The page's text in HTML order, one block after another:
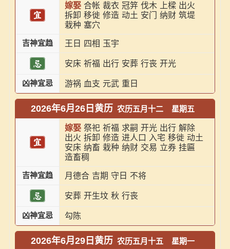
嫁娶 合帐 裁衣 冠笄 伐木 上樑 出火
拆卸 移徙 修造 动土 安门 纳财 筑堤
栽种 塞穴
吉神宜趋 王日 四相 玉宇
安床 祈福 出行 安葬 行丧 开光
凶神宜忌 游祸 血支 元武 重日
2026年6月26日黄历 农历五月十二 星期五
嫁娶 祭祀 祈福 求嗣 开光 出行 解除
出火 拆卸 修造 进人口 入宅 移徙 动土
安床 纳畜 栽种 纳财 交易 立券 挂匾
造畜稠
吉神宜趋 月德合 吉期 守日 不将
安葬 开生坟 秋 行丧
凶神宜忌 勾陈
2026年6月29日黄历 农历五月十五 星期一